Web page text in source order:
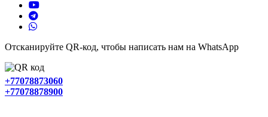
Отсканируйте QR-код, чтобы написать нам на WhatsApp
+77078873060
+77078878900